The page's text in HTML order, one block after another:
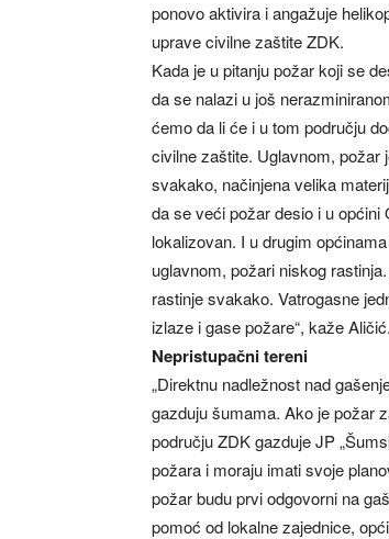
ponovo aktivira i angažuje
uprave civilne zaštite ZDK.
Kada je u pitanju požar koji se
da se nalazi u još
ćemo da li će i u tom području
civilne zaštite. Uglavnom, požar
svakako, načinjena velika
da se veći požar desio i u općini
lokalizovan. I u drugim
uglavnom, požari niskog
rastinje svakako. Vatrogasne
izlaze i gase požare“, kaže Aličić.
Nepristupačni tereni
„Direktnu nadležnost nad
gazduju šumama. Ako je požar
području ZDK gazduje JP
požara i moraju imati svoje
požar budu prvi odgovorni na
pomoć od lokalne zajednice,